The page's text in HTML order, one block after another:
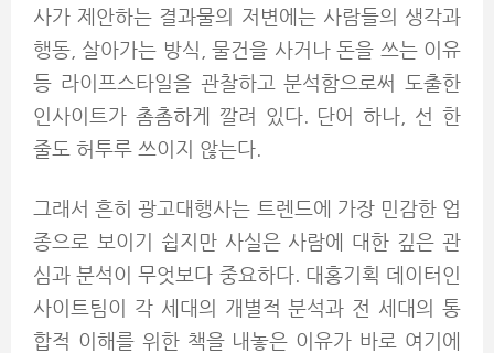
사가 제안하는 결과물의 저변에는 사람들의 생각과
행동, 살아가는 방식, 물건을 사거나 돈을 쓰는 이유
등 라이프스타일을 관찰하고 분석함으로써 도출한
인사이트가 촘촘하게 깔려 있다. 단어 하나, 선 한
줄도 허투루 쓰이지 않는다.
그래서 흔히 광고대행사는 트렌드에 가장 민감한 업
종으로 보이기 쉽지만 사실은 사람에 대한 깊은 관
심과 분석이 무엇보다 중요하다. 대홍기획 데이터인
사이트팀이 각 세대의 개별적 분석과 전 세대의 통
합적 이해를 위한 책을 내놓은 이유가 바로 여기에